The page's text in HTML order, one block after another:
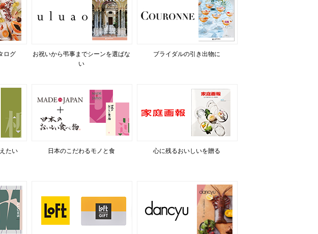
ログ
お祝いから弔事までシーンを選ばな
い
ブライダルの引き出物に
たい 日本のこだわるモノと食 心に残るおいしいを贈る